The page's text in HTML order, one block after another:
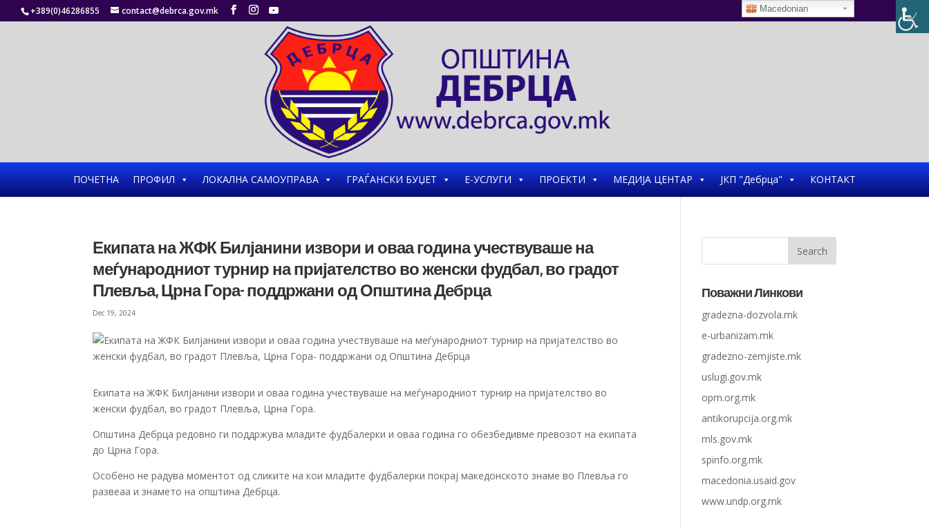
+389(0)46286855 contact@debrca.gov.mk
ПОЧЕТНА ПРОФИЛ ЛОКАЛНА САМОУПРАВА ГРАЃАНСКИ БУЏЕТ Е-УСЛУГИ ПРОЕКТИ МЕДИЈА ЦЕНТАР ЈКП "Дебрца" КОНТАКТ
Екипата на ЖФК Билјанини извори и оваа година учествуваше на
меѓународниот турнир на пријателство во женски фудбал, во градот
Плевља, Црна Гора- поддржани од Општина Дебрца
Dec 19, 2024
Екипата на ЖФК Билјанини извори и оваа година учествуваше на меѓународниот турнир на пријателство во
женски фудбал, во градот Плевља, Црна Гора.
Општина Дебрца редовно ги поддржува младите фудбалерки и оваа година го обезбедивме превозот на екипата
до Црна Гора.
Особено не радува моментот од сликите на кои младите фудбалерки покрај македонското знаме во Плевља го
развеаа и знамето на општина Дебрца.
Поважни Линкови
gradezna-dozvola.mk
e-urbanizam.mk
gradezno-zemjiste.mk
uslugi.gov.mk
opm.org.mk
antikorupcija.org.mk
mls.gov.mk
spinfo.org.mk
macedonia.usaid.gov
www.undp.org.mk
Macedonian